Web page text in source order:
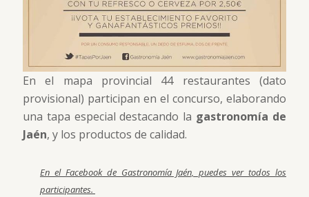
En el mapa provincial 44 restaurantes (dato
provisional) participan en el concurso, elaborando
una tapa especial destacando la gastronomía de
Jaén, y los productos de calidad.
En el Facebook de Gastronomía Jaén, puedes ver todos los
participantes.